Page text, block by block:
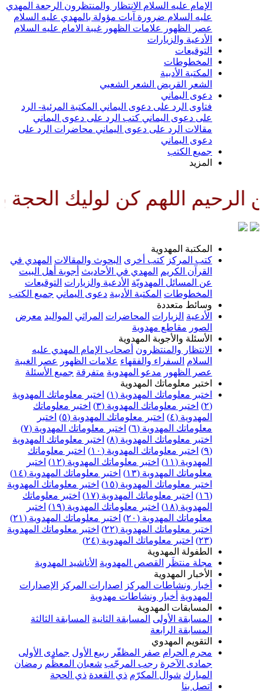
عليه السلامالانتظار والمنتظرونالرجعةالمهدي
السلام ضرورة آيات مؤولة بالمهدي عليه السلام
علامات الظهورغيبة الامام عليه السلام
والزيارات
الأدبية
الشعر الشعبي
اليماني
الرد على دعوى اليماني المكتبة المرئية- الرد
دعوى اليماني كتب الرد على دعوى اليماني
الرد على دعوى اليماني محاضرات الرد على
كن لوليك الحجة بن الحسن
المهدوية
كتب أخرى البحوث والمقالات المهدي في
المهدي في الأحاديث أجوبة أهل البيت
المسائل المهدويّة الأدعية والزيارات التوقيعات
المكتبة الأدبية دعوى اليماني جميع الكتب
متعددة
الزيارات المحاضرات المراثي المواليد معرض
مقاطع مهدوية
والأجوبة المهدوية
والمنتظرون أصحاب الإمام المهدي عليه
السفراء والفقهاء علامات الظهور عصر الغيبة
مدعو المهدوية متفرقة جميع الأسئلة
معلوماتك المهدوية
معلوماتك المهدوية (١)
اختبر معلوماتك المهدوية
اختبر معلوماتك المهدوية (٣)
اختبر معلوماتك
اختبر معلوماتك المهدوية (٥)
اختبر
المهدوية (٦)
اختبر معلوماتك المهدوية (٧)
معلوماتك المهدوية (٨)
اختبر معلوماتك المهدوية
اختبر معلوماتك المهدوية (١٠)
اختبر معلوماتك
اختبر معلوماتك المهدوية (١٢)
اختبر
المهدوية (١٣)
اختبر معلوماتك المهدوية (١٤)
معلوماتك المهدوية (١٥)
اختبر معلوماتك المهدوية
اختبر معلوماتك المهدوية (١٧)
اختبر معلوماتك
اختبر معلوماتك المهدوية (١٩)
اختبر
المهدوية (٢٠)
اختبر معلوماتك المهدوية (٢١)
معلوماتك المهدوية (٢٢)
اختبر معلوماتك المهدوية
اختبر معلوماتك المهدوية (٢٤)
المهدوية
منتظَر
القصص المهدوية الأناشيد المهدوية
المهدوية
ونشاطات المركز اصدارات المركز الإصدارات
أخبار ونشاطات مهدوية
المهدوية
الأولى المسابقة الثانية المسابقة الثالثة
الرابعة
المهدوي
الحرام
صفر المظفّر ربيع الأول جمادى الأولى
رجب المرجّب شعبان المعظّم رمضان
شوال المكرّم ذي القعدة ذي الحجة